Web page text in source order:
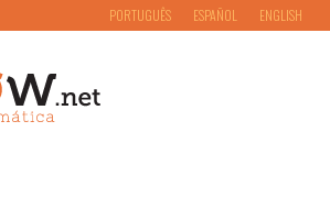
PORTUGUÊS ESPAÑOL ENGLISH